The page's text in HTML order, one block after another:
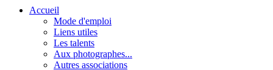
Accueil
Mode d'emploi
Liens utiles
Les talents
Aux photographes...
Autres associations